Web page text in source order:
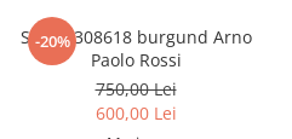
Sacouri dama
Compleuri dama
Imbracaminte sport dama
Tricouri dama
Costume barbati
Cravate
Camasi barbati
Sacouri barbati
-20%
Sacou 308618 burgund Arno
Paolo Rossi
750,00 Lei
600,00 Lei